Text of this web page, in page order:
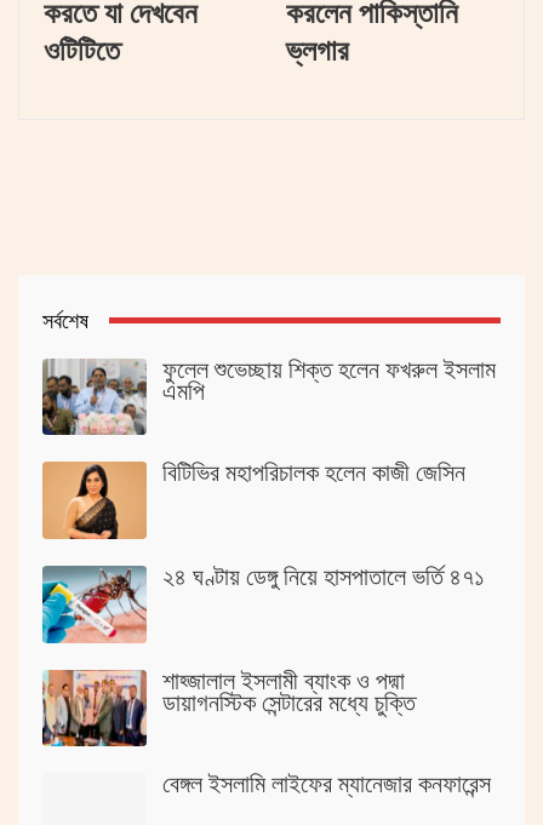
করতে যা দেখবেন
ওটিটিতে
করলেন পাকিস্তানি
ভ্লগার
সর্বশেষ
ফুলেল শুভেচ্ছায় শিক্ত হলেন ফখরুল ইসলাম
এমপি
বিটিভির মহাপরিচালক হলেন কাজী জেসিন
২৪ ঘণ্টায় ডেঙ্গু নিয়ে হাসপাতালে ভর্তি ৪৭১
শাহ্জালাল ইসলামী ব্যাংক ও পদ্মা
ডায়াগনস্টিক সেন্টারের মধ্যে চুক্তি
বেঙ্গল ইসলামি লাইফের ম্যানেজার কনফারেন্স